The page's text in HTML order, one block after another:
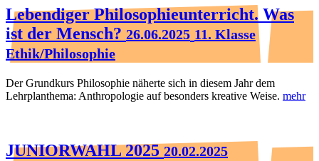
Lebendiger Philosophieunterricht. Was
ist der Mensch? 26.06.2025 11. Klasse
Ethik/Philosophie
Der Grundkurs Philosophie näherte sich in diesem Jahr dem
Lehrplanthema: Anthropologie auf besonders kreative Weise. mehr
JUNIORWAHL 2025 20.02.2025